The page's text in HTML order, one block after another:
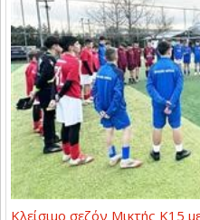
Κλείσιμο σεζόν Μικτής Κ15